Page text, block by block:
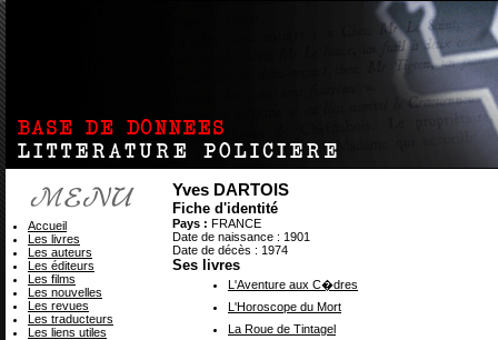
Yves DARTOIS
Fiche d'identité
Pays : FRANCE
Date de naissance : 1901
Date de décès : 1974
Ses livres
L'Aventure aux C�dres
L'Horoscope du Mort
La Roue de Tintagel
Accueil
Les livres
Les auteurs
Les éditeurs
Les films
Les nouvelles
Les revues
Les traducteurs
Les liens utiles